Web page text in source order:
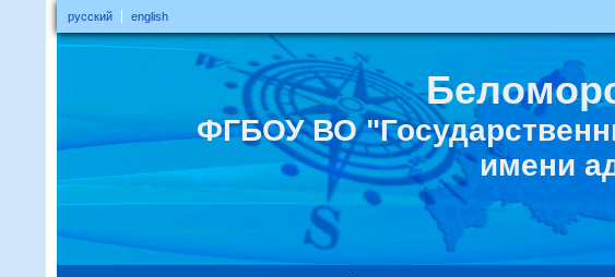
русский english
ФГБОУ ВО
имени